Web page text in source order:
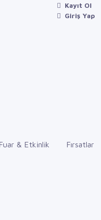
Kayıt Ol
Giriş Yap
& Etkinlik Fırsatlar